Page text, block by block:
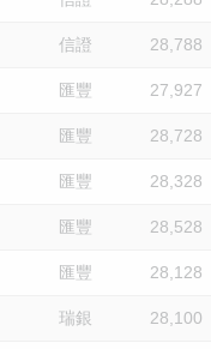
信證 28,788
匯豐 27,927
匯豐 28,728
匯豐 28,328
匯豐 28,528
匯豐 28,128
瑞銀 28,100